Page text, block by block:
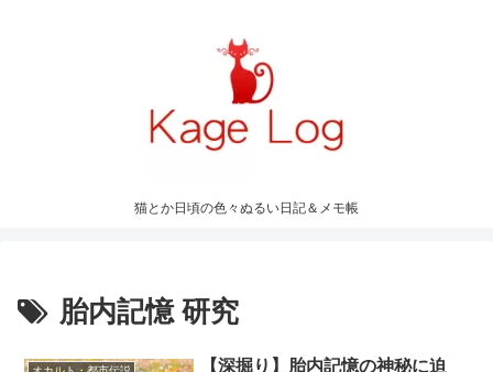
猫とか日頃の色々ぬるい日記＆メモ帳
胎内記憶 研究
【深掘り】胎内記憶の神秘に迫